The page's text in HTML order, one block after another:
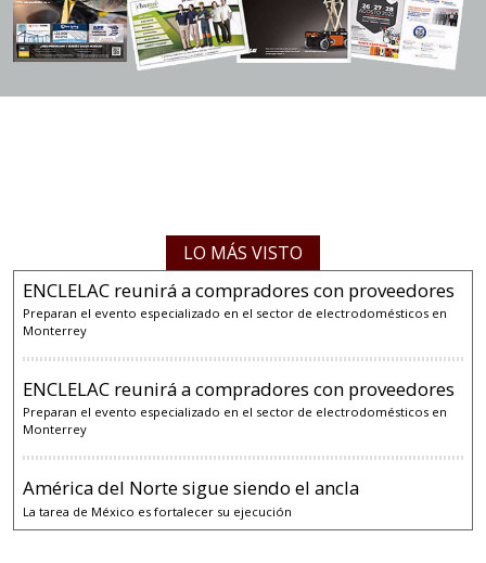
LO MÁS VISTO
ENCLELAC reunirá a compradores con proveedores
Preparan el evento especializado en el sector de electrodomésticos en
Monterrey
ENCLELAC reunirá a compradores con proveedores
Preparan el evento especializado en el sector de electrodomésticos en
Monterrey
América del Norte sigue siendo el ancla
La tarea de México es fortalecer su ejecución